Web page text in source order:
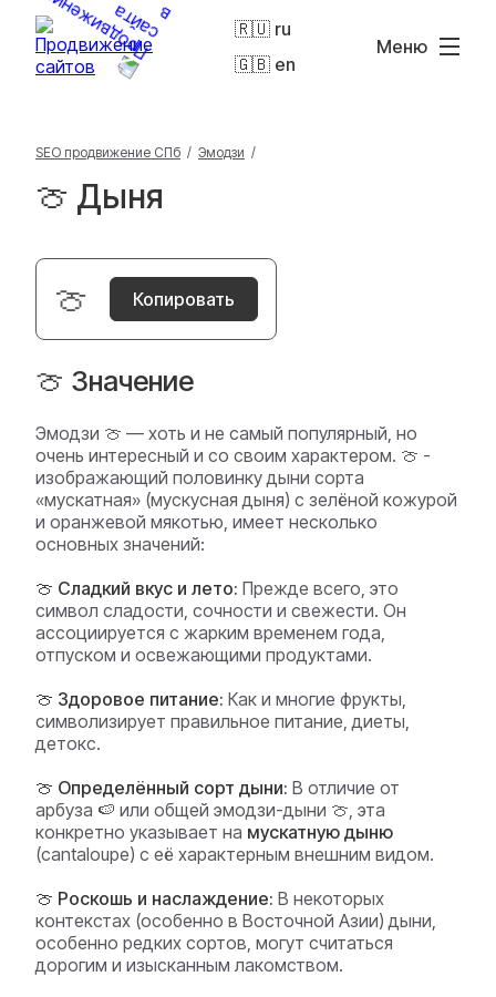
🇷🇺 ru
🇬🇧 en
Меню
SEO продвижение СПб / Эмодзи /
🍈 Дыня
🍈 Копировать
🍈 Значение
Эмодзи 🍈 — хоть и не самый популярный, но
очень интересный и со своим характером. 🍈 -
изображающий половинку дыни сорта
«мускатная» (мускусная дыня) с зелёной кожурой
и оранжевой мякотью, имеет несколько
основных значений:
🍈 Сладкий вкус и лето: Прежде всего, это
символ сладости, сочности и свежести. Он
ассоциируется с жарким временем года,
отпуском и освежающими продуктами.
🍈 Здоровое питание: Как и многие фрукты,
символизирует правильное питание, диеты,
детокс.
🍈 Определённый сорт дыни: В отличие от
арбуза 🍉 или общей эмодзи-дыни 🍈, эта
конкретно указывает на мускатную дыню
(cantaloupe) с её характерным внешним видом.
🍈 Роскошь и наслаждение: В некоторых
контекстах (особенно в Восточной Азии) дыни,
особенно редких сортов, могут считаться
дорогим и изысканным лакомством.